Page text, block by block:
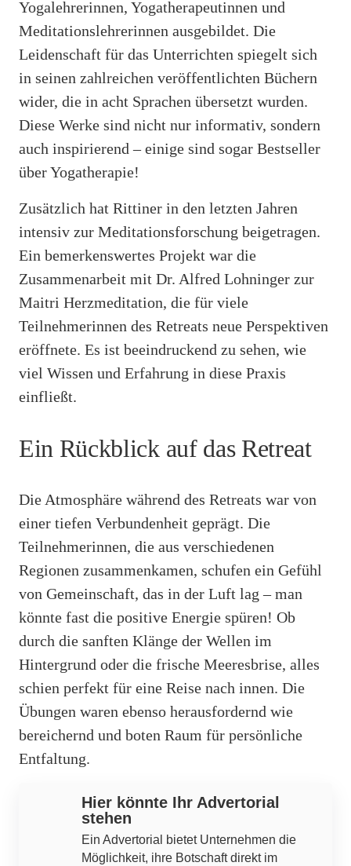
Yogalehrerinnen, Yogatherapeutinnen und
Meditationslehrerinnen ausgebildet. Die
Leidenschaft für das Unterrichten spiegelt sich
in seinen zahlreichen veröffentlichten Büchern
wider, die in acht Sprachen übersetzt wurden.
Diese Werke sind nicht nur informativ, sondern
auch inspirierend – einige sind sogar Bestseller
über Yogatherapie!
Zusätzlich hat Rittiner in den letzten Jahren
intensiv zur Meditationsforschung beigetragen.
Ein bemerkenswertes Projekt war die
Zusammenarbeit mit Dr. Alfred Lohninger zur
Maitri Herzmeditation, die für viele
Teilnehmerinnen des Retreats neue Perspektiven
eröffnete. Es ist beeindruckend zu sehen, wie
viel Wissen und Erfahrung in diese Praxis
einfließt.
Ein Rückblick auf das Retreat
Die Atmosphäre während des Retreats war von
einer tiefen Verbundenheit geprägt. Die
Teilnehmerinnen, die aus verschiedenen
Regionen zusammenkamen, schufen ein Gefühl
von Gemeinschaft, das in der Luft lag – man
könnte fast die positive Energie spüren! Ob
durch die sanften Klänge der Wellen im
Hintergrund oder die frische Meeresbrise, alles
schien perfekt für eine Reise nach innen. Die
Übungen waren ebenso herausfordernd wie
bereichernd und boten Raum für persönliche
Entfaltung.
Hier könnte Ihr Advertorial
stehen
Ein Advertorial bietet Unternehmen die
Möglichkeit, ihre Botschaft direkt im